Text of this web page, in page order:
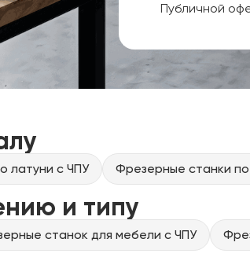
Публичной
латуни с ЧПУ Фрезерные станки
и типу
станок для мебели с ЧПУ